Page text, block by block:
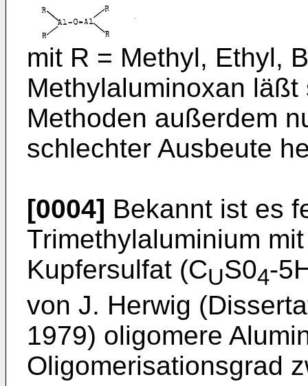
mit R = Methyl, Ethyl,
Methylaluminoxan
Methoden außerdem
schlechter Ausbeute
[0004] Bekannt ist es
Trimethylaluminium
Kupfersulfat (CUS04-
von J. Herwig
1979) oligomere
Oligomerisationsgrad